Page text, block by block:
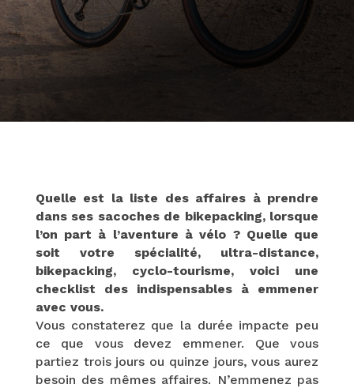
Quelle est la liste des affaires à prendre
dans ses sacoches de bikepacking, lorsque
l’on part à l’aventure à vélo ? Quelle que
soit votre spécialité, ultra-distance,
bikepacking, cyclo-tourisme, voici une
checklist des indispensables à emmener
avec vous.
Vous constaterez que la durée impacte peu
ce que vous devez emmener. Que vous
partiez trois jours ou quinze jours, vous aurez
besoin des mêmes affaires. N’emmenez pas